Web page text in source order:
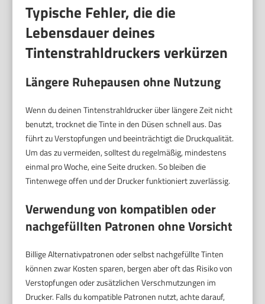
Typische Fehler, die die
Lebensdauer deines
Tintenstrahldruckers verkürzen
Längere Ruhepausen ohne Nutzung
Wenn du deinen Tintenstrahldrucker über längere Zeit nicht
benutzt, trocknet die Tinte in den Düsen schnell aus. Das
führt zu Verstopfungen und beeinträchtigt die Druckqualität.
Um das zu vermeiden, solltest du regelmäßig, mindestens
einmal pro Woche, eine Seite drucken. So bleiben die
Tintenwege offen und der Drucker funktioniert zuverlässig.
Verwendung von kompatiblen oder
nachgefüllten Patronen ohne Vorsicht
Billige Alternativpatronen oder selbst nachgefüllte Tinten
können zwar Kosten sparen, bergen aber oft das Risiko von
Verstopfungen oder zusätzlichen Verschmutzungen im
Drucker. Falls du kompatible Patronen nutzt, achte darauf,